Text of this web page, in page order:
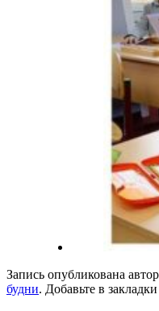
Запись опубликована
будни. Добавьте в закладки